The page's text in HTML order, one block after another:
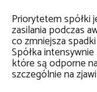
Priorytetem spółki
zasilania podczas
co zmniejsza
Spółka
które są odporne
szczególnie na